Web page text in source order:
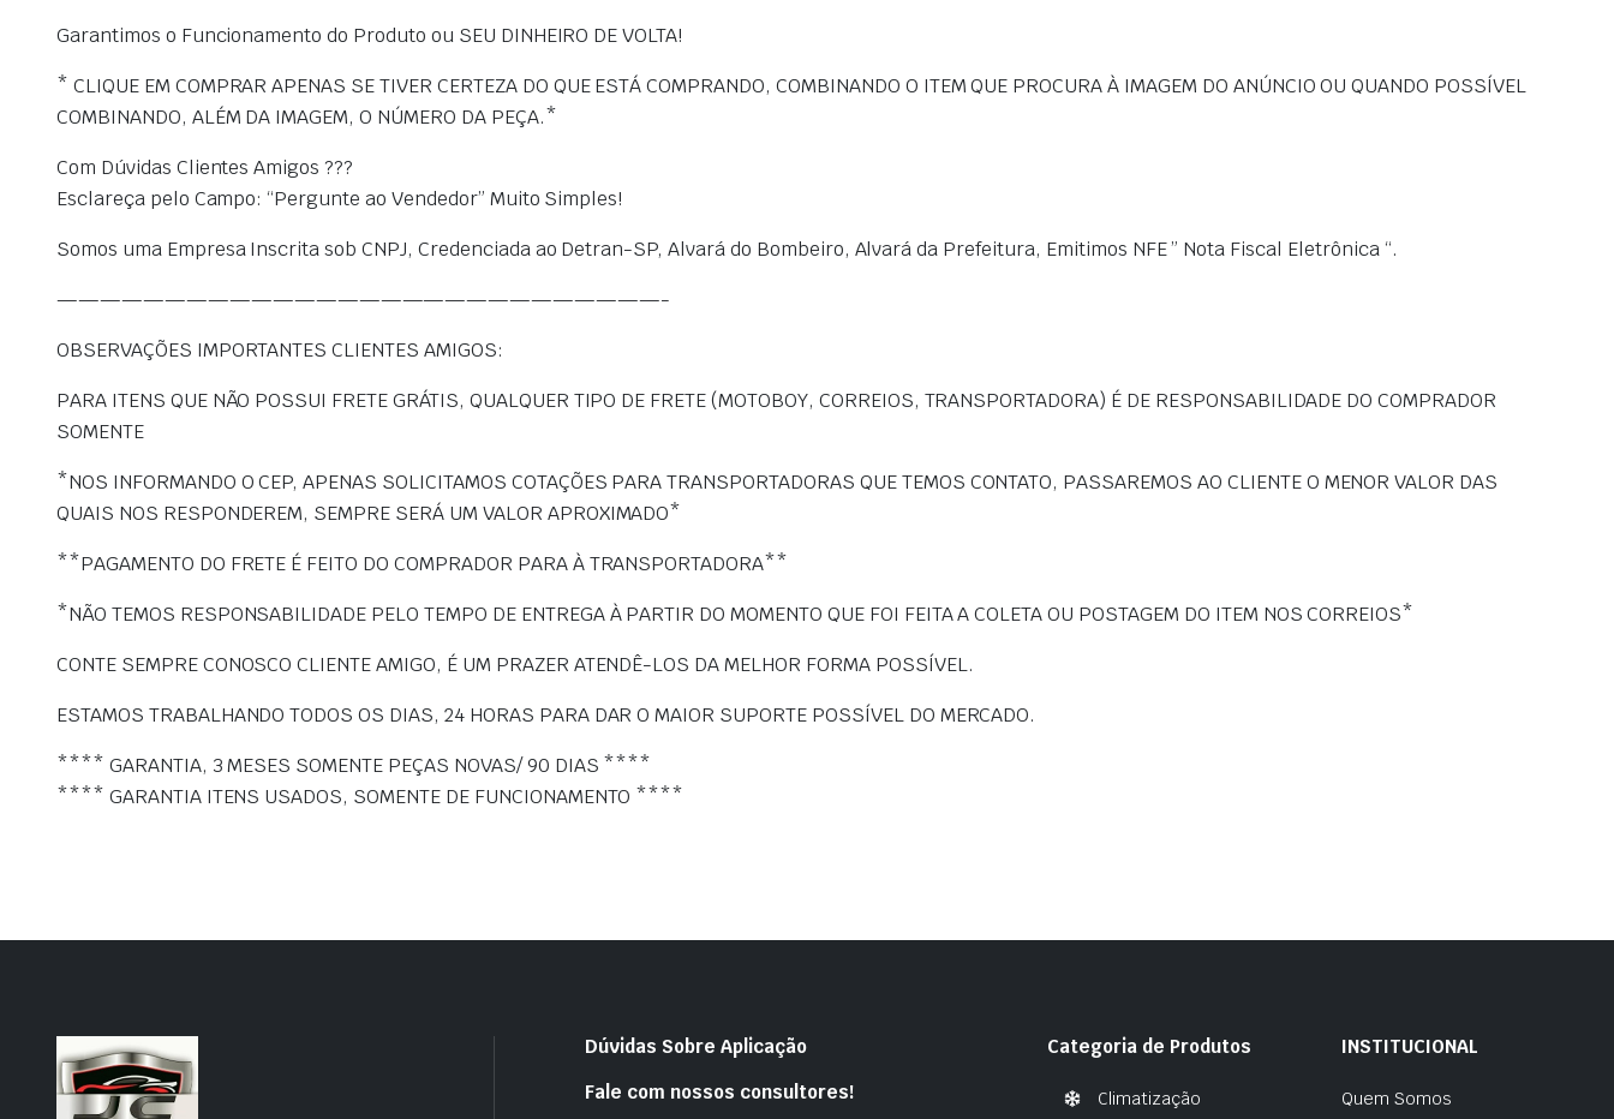
Garantimos o Funcionamento do Produto ou SEU DINHEIRO DE VOLTA!
* CLIQUE EM COMPRAR APENAS SE TIVER CERTEZA DO QUE ESTÁ COMPRANDO, COMBINANDO O ITEM QUE PROCURA À IMAGEM DO ANÚNCIO OU QUANDO POSSÍVEL
COMBINANDO, ALÉM DA IMAGEM, O NÚMERO DA PEÇA.*
Com Dúvidas Clientes Amigos ???
Esclareça pelo Campo: “Pergunte ao Vendedor” Muito Simples!
Somos uma Empresa Inscrita sob CNPJ, Credenciada ao Detran-SP, Alvará do Bombeiro, Alvará da Prefeitura, Emitimos NFE ” Nota Fiscal Eletrônica “.
————————————————————————————-
OBSERVAÇÕES IMPORTANTES CLIENTES AMIGOS:
PARA ITENS QUE NÃO POSSUI FRETE GRÁTIS, QUALQUER TIPO DE FRETE (MOTOBOY, CORREIOS, TRANSPORTADORA) É DE RESPONSABILIDADE DO COMPRADOR
SOMENTE
*NOS INFORMANDO O CEP, APENAS SOLICITAMOS COTAÇÕES PARA TRANSPORTADORAS QUE TEMOS CONTATO, PASSAREMOS AO CLIENTE O MENOR VALOR DAS
QUAIS NOS RESPONDEREM, SEMPRE SERÁ UM VALOR APROXIMADO*
**PAGAMENTO DO FRETE É FEITO DO COMPRADOR PARA À TRANSPORTADORA**
*NÃO TEMOS RESPONSABILIDADE PELO TEMPO DE ENTREGA À PARTIR DO MOMENTO QUE FOI FEITA A COLETA OU POSTAGEM DO ITEM NOS CORREIOS*
CONTE SEMPRE CONOSCO CLIENTE AMIGO, É UM PRAZER ATENDÊ-LOS DA MELHOR FORMA POSSÍVEL.
ESTAMOS TRABALHANDO TODOS OS DIAS, 24 HORAS PARA DAR O MAIOR SUPORTE POSSÍVEL DO MERCADO.
**** GARANTIA, 3 MESES SOMENTE PEÇAS NOVAS/ 90 DIAS ****
**** GARANTIA ITENS USADOS, SOMENTE DE FUNCIONAMENTO ****
Dúvidas Sobre Aplicação
Fale com nossos consultores!
Categoria de Produtos
Climatização
INSTITUCIONAL
Quem Somos